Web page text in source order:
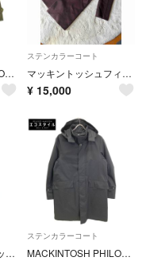
MACKINTOSH PHILOSOPHY ステンカラーコート L カーキ 【古着】【中古】【送料無料】
ステンカラーコート
マッキントッシュフィロソフィー カシミア入りコート ブラウン
¥ 15,000
【中古】マッキントッシュフィロソフィー MACKINTOSH PHILOSOPHY ポリエステル カモフラージュ柄 ステンカラーコート グレーブラウン【サイズ36】【メンズ】
ステンカラーコート
MACKINTOSH PHILOSOPHY マッキントッシュフィロソフィー ブラック H1C86-622-09 TROTTER コート 38